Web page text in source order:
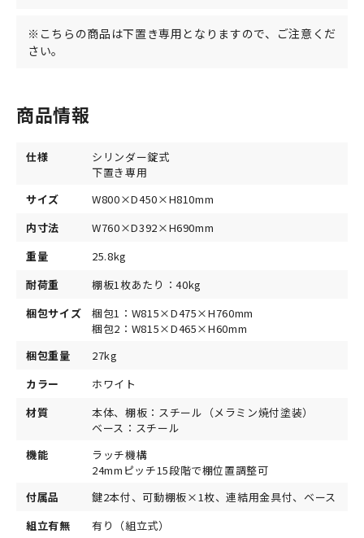
※こちらの商品は下置き専用となりますので、ご注意くだ
さい。
商品情報
仕様
シリンダー錠式
下置き専用
サイズ
W800×D450×H810mm
内寸法
W760×D392×H690mm
重量
25.8kg
耐荷重
棚板1枚あたり：40kg
梱包サイズ
梱包1：W815×D475×H760mm
梱包2：W815×D465×H60mm
梱包重量
27kg
カラー
ホワイト
材質
本体、棚板：スチール（メラミン焼付塗装）
ベース：スチール
機能
ラッチ機構
24mmピッチ15段階で棚位置調整可
付属品
鍵2本付、可動棚板×1枚、連結用金具付、ベース
組立有無
有り（組立式）